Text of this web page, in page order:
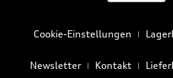
Cookie-Einstellungen
Newsletter Kontakt